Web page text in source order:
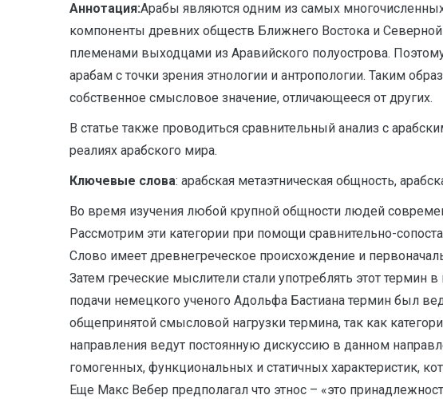
Аннотация:Арабы являются одним из самых
компоненты древних обществ Ближнего Востока и
племенами выходцами из Аравийского полуострова.
арабам с точки зрения этнологии и антропологии. Таким
собственное смысловое значение, отличающееся от других.
В статье также проводиться сравнительный анализ с
реалиях арабского мира.
Ключевые слова: арабская метаэтническая общность,
Во время изучения любой крупной общности людей
Рассмотрим эти категории при помощи сравнительно-
Слово имеет древнегреческое происхождение и
Затем греческие мыслители стали употреблять этот
подачи немецкого ученого Адольфа Бастиана термин был
общепринятой смысловой нагрузки термина, так как
направления ведут постоянную дискуссию в данном
гомогенных, функциональных и статичных характеристик,
Еще Макс Вебер предполагал что этнос – «это